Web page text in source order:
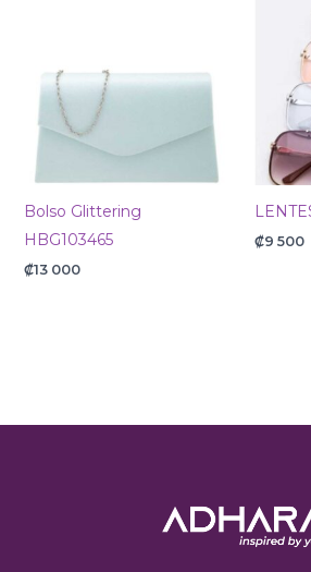
Bolso Glittering
HBG103465
₡13 000
₡9 500